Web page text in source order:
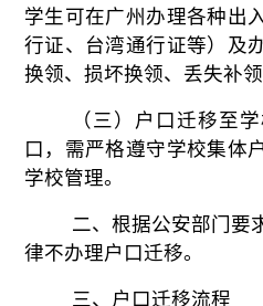
学生可在广州办理各种出
行证、台湾通行证等）及
换领、损坏换领、丢失补领
（三）
户口迁移至
口，需严格遵守学校集体
学校管理。
二、根据公安部门要
律不办理户口迁移。
三、 户口迁移流程